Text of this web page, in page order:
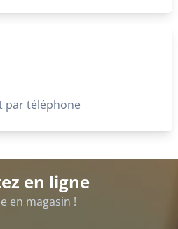
par téléphone
en ligne
en magasin !